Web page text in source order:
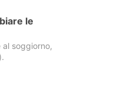
le
soggiorno,